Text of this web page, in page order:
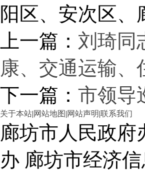
阳区、安次区
上一篇： 刘琦同
康、交通运输
下一篇： 市领导
关于本站|网站地图 |网站声明|联系我们
廊坊市人民政府
办 廊坊市经济